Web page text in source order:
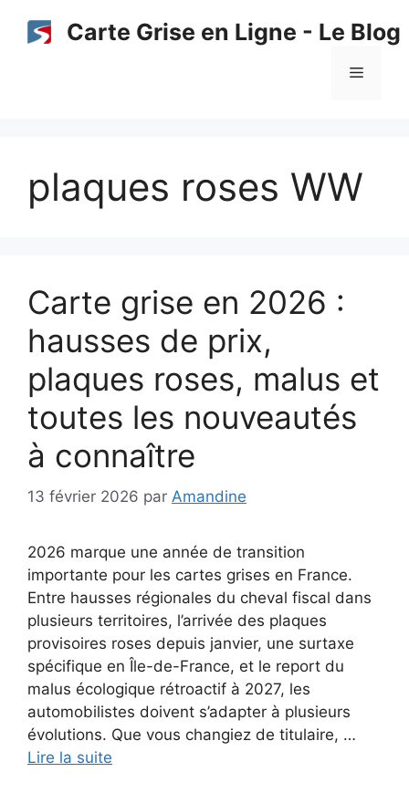
Carte Grise en Ligne - Le Blog
Menu
plaques roses WW
Carte grise en 2026 :
hausses de prix,
plaques roses, malus et
toutes les nouveautés
à connaître
13 février 2026 par Amandine
2026 marque une année de transition
importante pour les cartes grises en France.
Entre hausses régionales du cheval fiscal dans
plusieurs territoires, l’arrivée des plaques
provisoires roses depuis janvier, une surtaxe
spécifique en Île-de-France, et le report du
malus écologique rétroactif à 2027, les
automobilistes doivent s’adapter à plusieurs
évolutions. Que vous changiez de titulaire, …
Lire la suite